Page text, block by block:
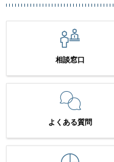
相談窓口
よくある質問